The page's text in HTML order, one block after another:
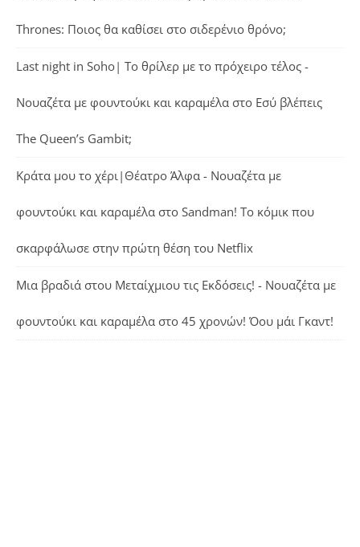
Thrones: Ποιος θα καθίσει στο σιδερένιο θρόνο;
Last night in Soho| Το θρίλερ με το πρόχειρο τέλος -
Νουαζέτα με φουντούκι και καραμέλα στο Εσύ βλέπεις
The Queen’s Gambit;
Κράτα μου το χέρι|Θέατρο Άλφα - Νουαζέτα με
φουντούκι και καραμέλα στο Sandman! Το κόμικ που
σκαρφάλωσε στην πρώτη θέση του Netflix
Μια βραδιά στου Μεταίχμιου τις Εκδόσεις! - Νουαζέτα με
φουντούκι και καραμέλα στο 45 χρονών! Όου μάι Γκαντ!